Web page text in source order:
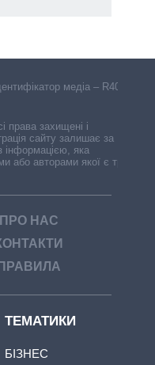
медіа – R40-
права захищені і
сайту залишає за
інформацією, яка
або авторами якої є треті
ПРО НАС
ПРАВИЛА
ТЕМАТИКИ
БІЗНЕС